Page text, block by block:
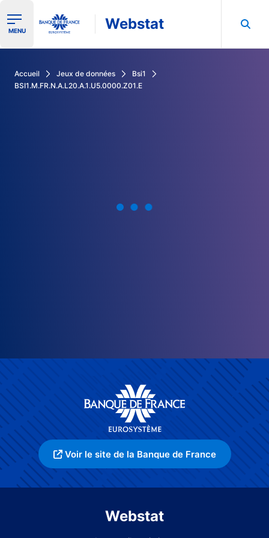
Ouvrir le menu de navigation
MENU Webstat
Accueil Jeux de données
Bsi1
BSI1.M.FR.N.A.L20.A.1.U5.0000.Z01.E
Voir le site de la Banque de France
Webstat